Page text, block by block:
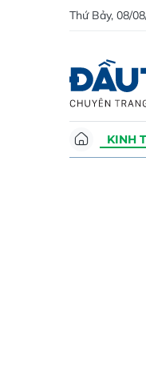
Thứ Bảy, 08/
KINH